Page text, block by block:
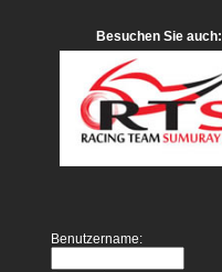
Besuchen Sie auch:
Benutzername: